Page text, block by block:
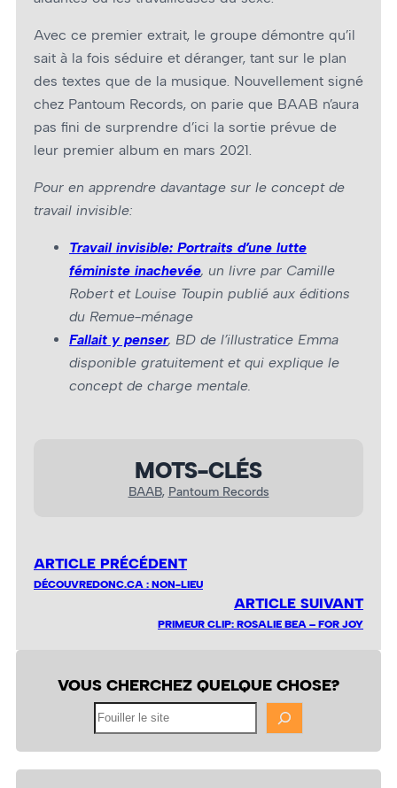
Avec ce premier extrait, le groupe démontre qu’il
sait à la fois séduire et déranger, tant sur le plan
des textes que de la musique. Nouvellement signé
chez Pantoum Records, on parie que BAAB n’aura
pas fini de surprendre d’ici la sortie prévue de
leur premier album en mars 2021.
Pour en apprendre davantage sur le concept de
travail invisible:
Travail invisible: Portraits d’une lutte
féministe inachevée, un livre par Camille
Robert et Louise Toupin publié aux éditions
du Remue-ménage
Fallait y penser, BD de l’illustratice Emma
disponible gratuitement et qui explique le
concept de charge mentale.
MOTS-CLÉS
BAAB, Pantoum Records
ARTICLE PRÉCÉDENT
DÉCOUVREDONC.CA : NON-LIEU
ARTICLE SUIVANT
PRIMEUR CLIP: ROSALIE BEA – FOR JOY
VOUS CHERCHEZ QUELQUE CHOSE?